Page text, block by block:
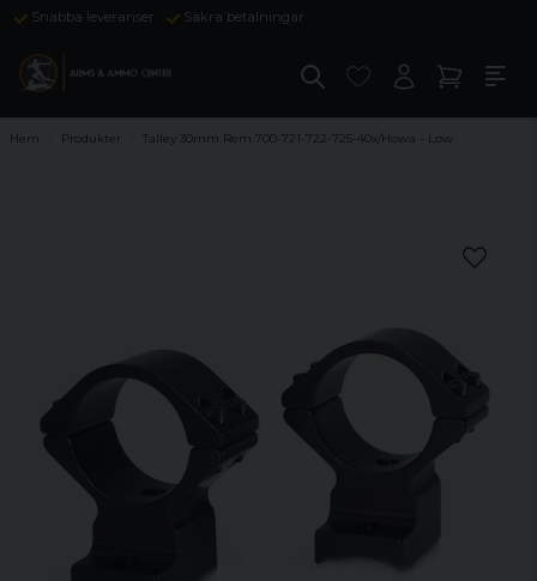
Snabba leveranser Säkra betalningar
Hem Produkter Talley 30mm Rem 700-721-722-725-40x/Howa - Low